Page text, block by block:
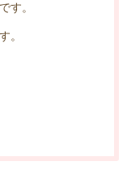
す。
。